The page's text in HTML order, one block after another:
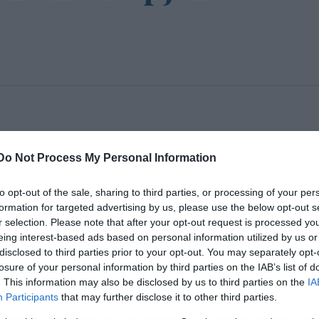
Not Process My Personal Information
opt-out of the sale, sharing to third parties, or processing of your
for targeted advertising by us, please use the below opt-out
selection. Please note that after your opt-out request is processed
interest-based ads based on personal information utilized by us
to third parties prior to your opt-out. You may separately
of your personal information by third parties on the IAB’s list of
This information may also be disclosed by us to third parties on the
Participants that may further disclose it to other third parties.
a nemzeti intézmények a Nemzeti
Nemzeti Színház, a Honvéd Művész Együttes, a
Balett, a Budapesti Operettszínház, a Magyar
Magyar Állami Operaház, a Kodály Zoltán
Színház produkcióit láthatják majd.